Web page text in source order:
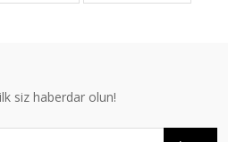
siz haberdar olun!